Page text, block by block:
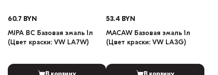
60.7 BYN
MIPA BC Базовая эмаль 1л
(Цвет краски: VW LA7W)
В корзину
53.4 BYN
MACAW Базовая эмаль 1л
(Цвет краски: VW LA3G)
В корзину